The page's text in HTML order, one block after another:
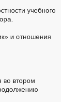
учебного
и отношения
во втором